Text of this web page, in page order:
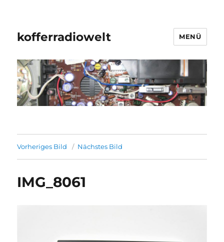
kofferradiowelt MENÜ
Vorheriges Bild Nächstes Bild
IMG_8061